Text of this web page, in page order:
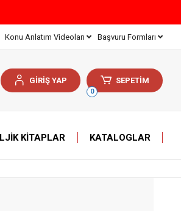
Konu Anlatım Videoları Başvuru Formları
GİRİŞ YAP
0
SEPETİM
KITAPLAR KATALOGLAR